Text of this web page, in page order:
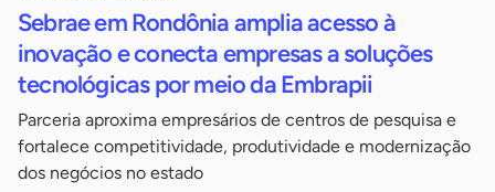
Notícias
Sebrae em Rondônia amplia acesso à
inovação e conecta empresas a soluções
tecnológicas por meio da Embrapii
Parceria aproxima empresários de centros de pesquisa e
fortalece competitividade, produtividade e modernização
dos negócios no estado